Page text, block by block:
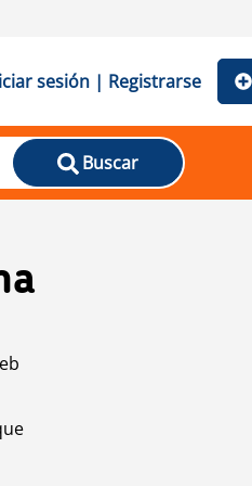
sesión | Registrarse
Buscar